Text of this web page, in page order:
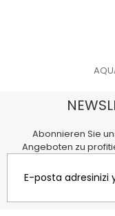
Abonnieren Sie
Angeboten zu